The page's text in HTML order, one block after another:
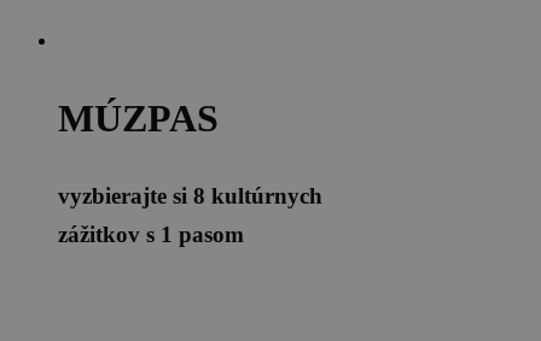
MÚZPAS
vyzbierajte si 8 kultúrnych
zážitkov s 1 pasom